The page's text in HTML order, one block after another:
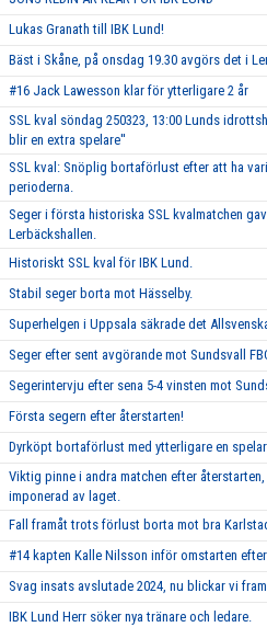
Lukas Granath till IBK Lund!
Bäst i Skåne, på onsdag 19.30 avgörs det i
#16 Jack Lawesson klar för ytterligare 2 år
SSL kval söndag 250323, 13:00 Lunds
blir en extra spelare''
SSL kval: Snöplig bortaförlust efter att ha
perioderna.
Seger i första historiska SSL kvalmatchen
Lerbäckshallen.
Historiskt SSL kval för IBK Lund.
Stabil seger borta mot Hässelby.
Superhelgen i Uppsala säkrade det
Seger efter sent avgörande mot Sundsvall
Segerintervju efter sena 5-4 vinsten mot
Första segern efter återstarten!
Dyrköpt bortaförlust med ytterligare en
Viktig pinne i andra matchen efter
imponerad av laget.
Fall framåt trots förlust borta mot bra
#14 kapten Kalle Nilsson inför omstarten
Svag insats avslutade 2024, nu blickar vi
IBK Lund Herr söker nya tränare och ledare.